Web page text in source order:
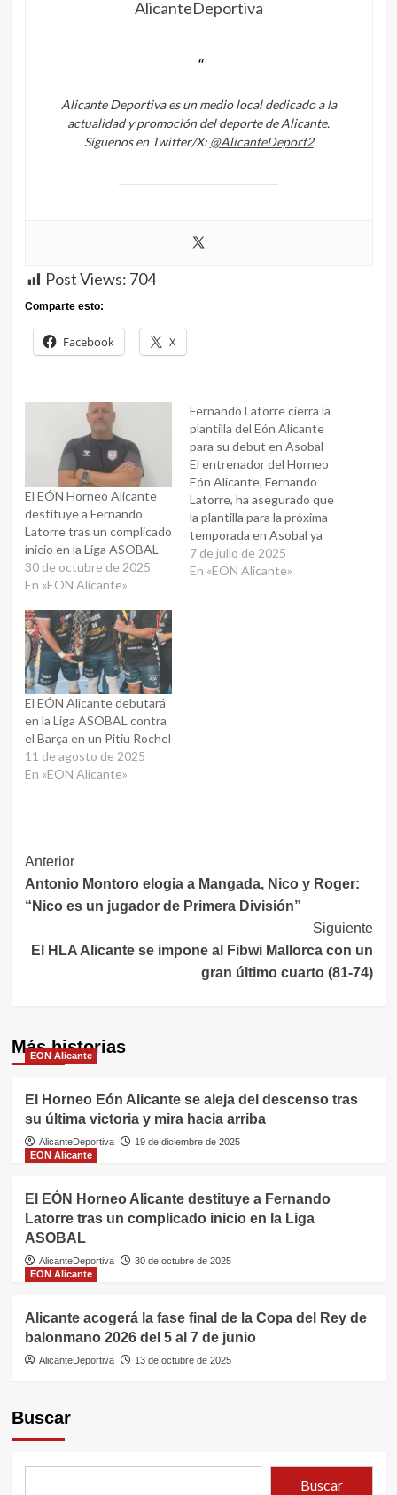
AlicanteDeportiva
Alicante Deportiva es un medio local dedicado a la
actualidad y promoción del deporte de Alicante.
Síguenos en Twitter/X: @AlicanteDeport2
Post Views: 704
Comparte esto:
Facebook X
El EÓN Horneo Alicante
destituye a Fernando
Latorre tras un complicado
inicio en la Liga ASOBAL
30 de octubre de 2025
En «EON Alicante»
Fernando Latorre cierra la
plantilla del Eón Alicante
para su debut en Asobal
El entrenador del Horneo
Eón Alicante, Fernando
Latorre, ha asegurado que
la plantilla para la próxima
temporada en Asobal ya
está cerrada, tras realizar
13 fichajes y planificar el
7 de julio de 2025
En «EON Alicante»
El EÓN Alicante debutará
en la Liga ASOBAL contra
el Barça en un Pitiu Rochel
11 de agosto de 2025
En «EON Alicante»
Navegación
de
entradas
Anterior
Antonio Montoro elogia a Mangada, Nico y Roger:
“Nico es un jugador de Primera División”
Siguiente
El HLA Alicante se impone al Fibwi Mallorca con un
gran último cuarto (81-74)
Más historias
EON Alicante
El Horneo Eón Alicante se aleja del descenso tras
su última victoria y mira hacia arriba
AlicanteDeportiva
19 de diciembre de 2025
EON Alicante
El EÓN Horneo Alicante destituye a Fernando
Latorre tras un complicado inicio en la Liga
ASOBAL
AlicanteDeportiva
30 de octubre de 2025
EON Alicante
Alicante acogerá la fase final de la Copa del Rey de
balonmano 2026 del 5 al 7 de junio
AlicanteDeportiva 13 de octubre de 2025
Buscar
Buscar